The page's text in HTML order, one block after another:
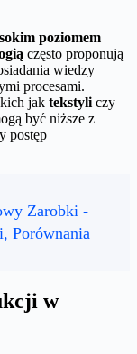
poziomem
często proponują
wiedzy
procesami.
jak tekstyli czy
być niższe z
postęp
Zarobki -
Porównania
w